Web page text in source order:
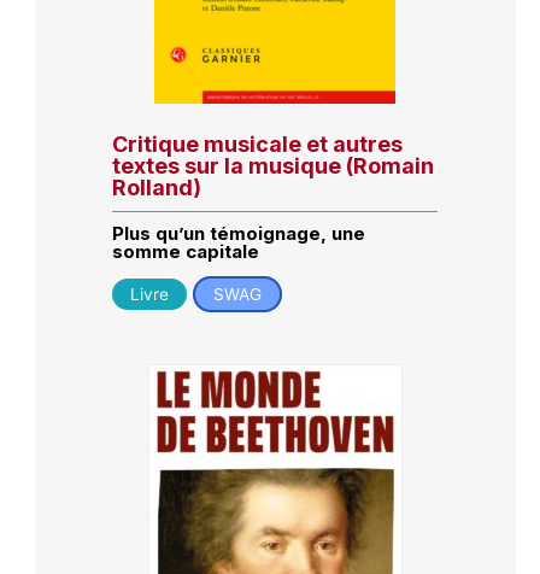
Critique musicale et autres
textes sur la musique (Romain
Rolland)
Plus qu’un témoignage, une
somme capitale
Livre SWAG